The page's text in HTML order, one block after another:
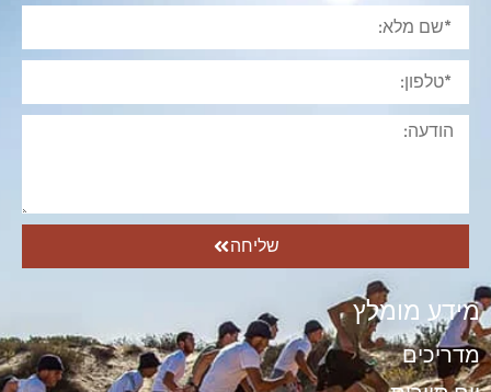
שליחה
מידע מומלץ
מדריכים